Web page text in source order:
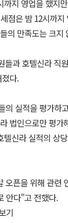
지 영업을 했지
점은 밤 12시까
의 만족도는 크지
과 호텔신라 직
다.
의 실적을 평가하
법인으로만 평
신라 실적의 상
픈을 위해 관련
안다"고 전했다.
기